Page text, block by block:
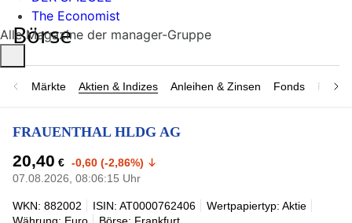
Märkte Aktien & Indizes Anleihen & Zinsen Fonds
FRAUENTHAL HLDG AG
20,40 € -0,60 (-2,86%)
07.08.2026, 08:06:15 Uhr
WKN: 882002 ISIN: AT0000762406
Wertpapiertyp: Aktie
Währung: Euro
Börse: Frankfurt
The Economist
Alle Magazine der manager-Gruppe